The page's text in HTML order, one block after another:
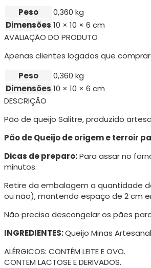
Peso
0,360 kg
Dimensões 10 × 10 × 6 cm
AVALIAÇÃO DO PRODUTO
Apenas clientes logados que
Peso
0,360 kg
Dimensões 10 × 10 × 6 cm
DESCRIÇÃO
Pão de queijo Salitre, produzido
Pão de Queijo de origem e terroir
Dicas de preparo:Para assar no
minutos.
Retire da embalagem a quantidade
ou não), mantendo espaço de 2 cm
Não precisa descongelar os pães
INGREDIENTES:Queijo Minas
ALÉRGICOS: CONTÉM LEITE E OVO.
CONTEM LACTOSE E DERIVADOS.